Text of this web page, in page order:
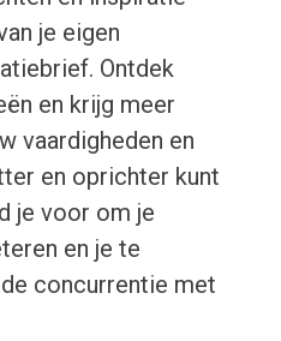
je eigen
Ontdek
en krijg meer
vaardigheden en
en oprichter kunt
je voor om je
en je te
concurrentie met